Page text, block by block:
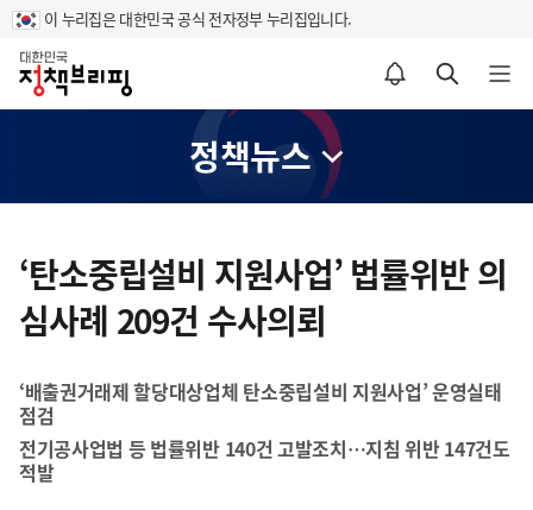
이 누리집은 대한민국 공식 전자정부 누리집입니다.
홈
알림설정 바로가기 검색 바로가기 메뉴 열기
정책뉴스
텐
영
‘탄소중립설비 지원사업’ 법률위반 의
심사례 209건 수사의뢰
‘배출권거래제 할당대상업체 탄소중립설비 지원사업’ 운영실태
점검
전기공사업법 등 법률위반 140건 고발조치…지침 위반 147건도
적발